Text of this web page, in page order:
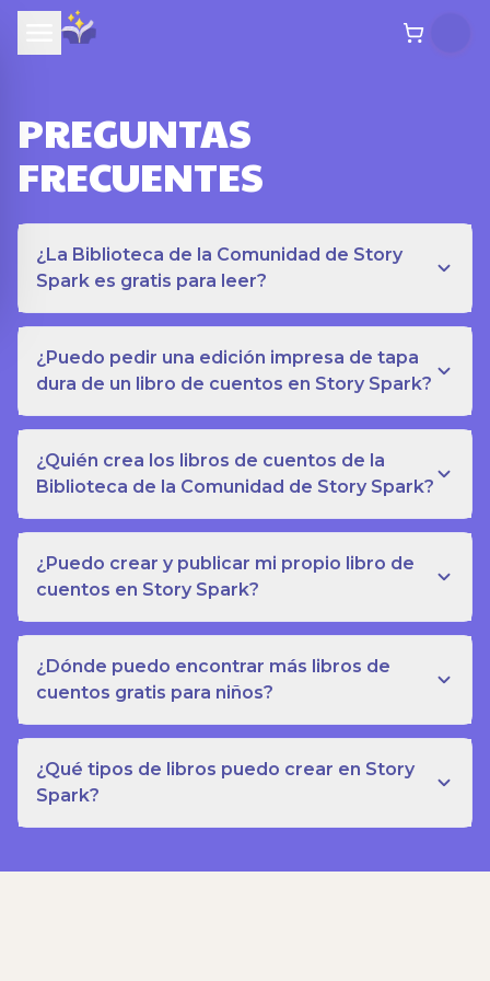
PREGUNTAS
FRECUENTES
¿La Biblioteca de la Comunidad de Story
Spark es gratis para leer?
¿Puedo pedir una edición impresa de tapa
dura de un libro de cuentos en Story Spark?
¿Quién crea los libros de cuentos de la
Biblioteca de la Comunidad de Story Spark?
¿Puedo crear y publicar mi propio libro de
cuentos en Story Spark?
¿Dónde puedo encontrar más libros de
cuentos gratis para niños?
¿Qué tipos de libros puedo crear en Story
Spark?